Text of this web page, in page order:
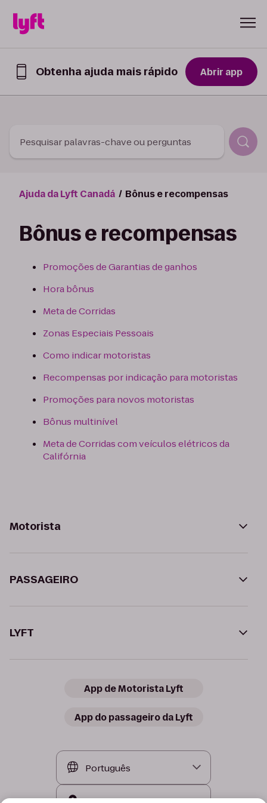
Obtenha ajuda mais rápido Obtenha
app
Abrir app
Pesquisar palavras-chave ou perguntas
Ajuda da Lyft Canadá Bônus e recompensas
Bônus e recompensas
Promoções de Garantias de ganhos
Hora bônus
Meta de Corridas
Zonas Especiais Pessoais
Como indicar motoristas
Recompensas por indicação para motoristas
Promoções para novos motoristas
Bônus multinível
Meta de Corridas com veículos elétricos da
Califórnia
Motorista
PASSAGEIRO
LYFT
App de Motorista Lyft
App do passageiro da Lyft